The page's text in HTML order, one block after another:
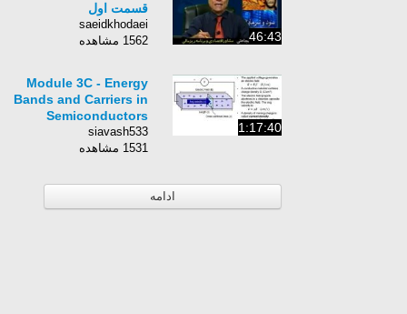
46:43
قسمت اول
saeidkhodaei
1562 مشاهده
1:17:40
Module 3C - Energy
Bands and Carriers in
Semiconductors
siavash533
1531 مشاهده
ادامه